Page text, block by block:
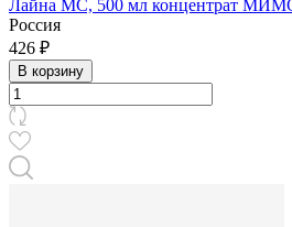
Лайна МС, 500 мл концентрат
Россия
426 ₽
В корзину